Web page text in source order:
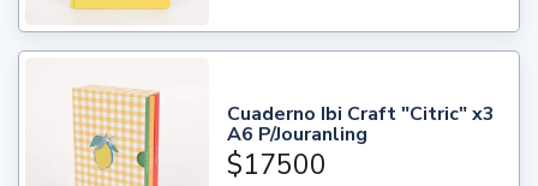
Cuaderno Ibi Craft "Citric" x3
A6 P/Jouranling
$17500